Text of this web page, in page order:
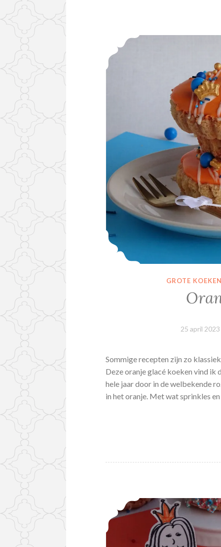
GROTE KOEKEN
25 april 2023
Sommige recepten zijn zo
Deze oranje glacé koeken vind ik
hele jaar door in de welbekende
in het oranje. Met wat sprinkles